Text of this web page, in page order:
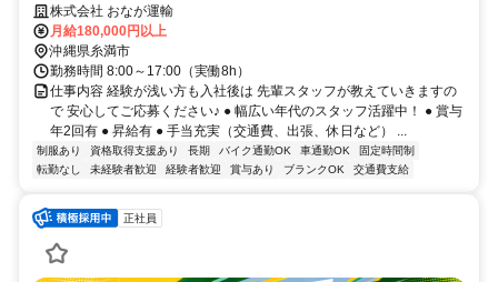
有 株式会社 おなが運輸
月給180,000円以上
沖縄県糸満市
勤務時間 8:00～17:00（実働8h）
仕事内容 経験が浅い方も入社後は 先輩スタッフが教えていきますの
で 安心してご応募ください♪ ● 幅広い年代のスタッフ活躍中！ ● 賞与
年2回有 ● 昇給有 ● 手当充実（交通費、出張、休日など） ...
制服あり 資格取得支援あり 長期 バイク通勤OK 車通勤OK
固定時間制
転勤なし
未経験者歓迎 経験者歓迎 賞与あり ブランクOK 交通費支給
正社員